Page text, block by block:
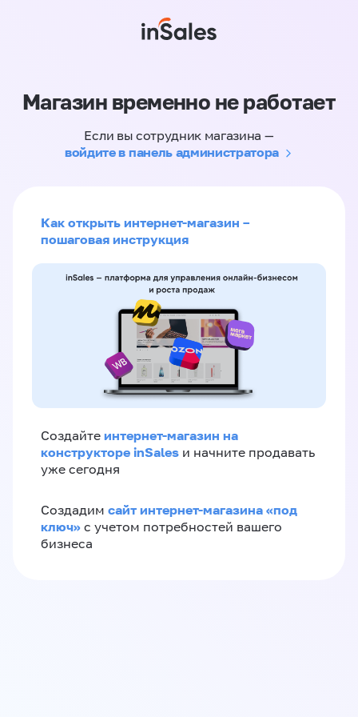
Магазин временно не работает
Если вы сотрудник магазина —
войдите в панель администратора
Как открыть интернет-магазин –
пошаговая инструкция
Создайте интернет-магазин на
конструкторе inSales и начните продавать
уже сегодня
Создадим сайт интернет-магазина «под
ключ» с учетом потребностей вашего
бизнеса